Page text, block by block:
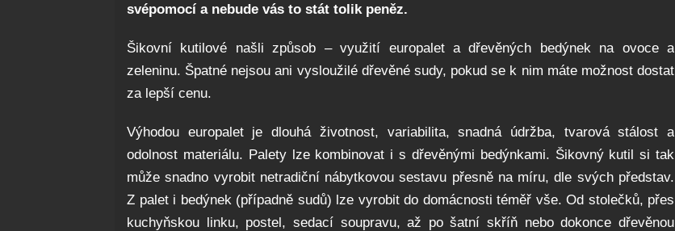
svépomocí a nebude vás to stát tolik peněz.
Šikovní kutilové našli způsob – využití europalet a dřevěných bedýnek na ovoce a
zeleninu. Špatné nejsou ani vysloužilé dřevěné sudy, pokud se k nim máte možnost dostat
za lepší cenu.
Výhodou europalet je dlouhá životnost, variabilita, snadná údržba, tvarová stálost a
odolnost materiálu. Palety lze kombinovat i s dřevěnými bedýnkami. Šikovný kutil si tak
může snadno vyrobit netradiční nábytkovou sestavu přesně na míru, dle svých představ.
Z palet i bedýnek (případně sudů) lze vyrobit do domácnosti téměř vše. Od stolečků, přes
kuchyňskou linku, postel, sedací soupravu, až po šatní skříň nebo dokonce dřevěnou